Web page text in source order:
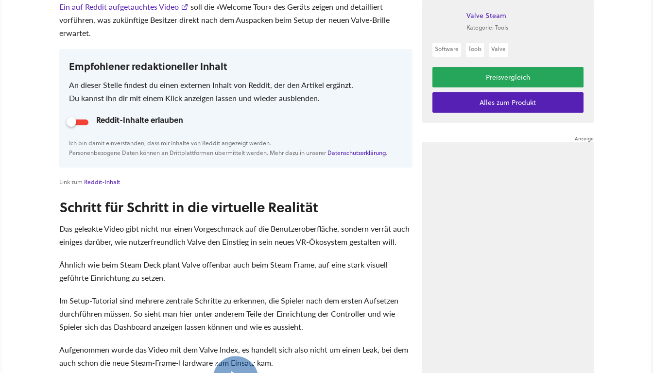
Ein auf Reddit aufgetauchtes Video
soll die »Welcome Tour« des Geräts zeigen und detailliert
vorführen, was zukünftige Besitzer direkt nach dem Auspacken beim Setup der neuen Valve-Brille
erwartet.
Empfohlener redaktioneller Inhalt
An dieser Stelle findest du einen externen Inhalt von Reddit, der den Artikel ergänzt.
Du kannst ihn dir mit einem Klick anzeigen lassen und wieder ausblenden.
Reddit-Inhalte erlauben
Ich bin damit einverstanden, dass mir Inhalte von Reddit angezeigt werden.
Personenbezogene Daten können an Drittplattformen übermittelt werden. Mehr dazu in unsererDatenschutzerklärung.
Link zum Reddit-Inhalt
Schritt für Schritt in die virtuelle Realität
Das geleakte Video gibt nicht nur einen Vorgeschmack auf die Benutzeroberfläche, sondern verrät auch
einiges darüber, wie nutzerfreundlich Valve den Einstieg in sein neues VR-Ökosystem gestalten will.
Ähnlich wie beim Steam Deck plant Valve offenbar auch beim Steam Frame, auf eine stark visuell
geführte Einrichtung zu setzen.
Im Setup-Tutorial sind mehrere zentrale Schritte zu erkennen, die Spieler nach dem ersten Aufsetzen
durchführen müssen. So sieht man hier unter anderem Teile der Einrichtung der Controller und wie
Spieler sich das Dashboard anzeigen lassen können und wie es aussieht.
Aufgenommen wurde das Video mit dem Valve Index, es handelt sich also nicht um einen Leak, bei dem
auch schon die neue Steam-Frame-Hardware zum Einsatz kam.
Valve Steam
Kategorie: Tools
Software Tools Valve
Preisvergleich
Alles zum Produkt